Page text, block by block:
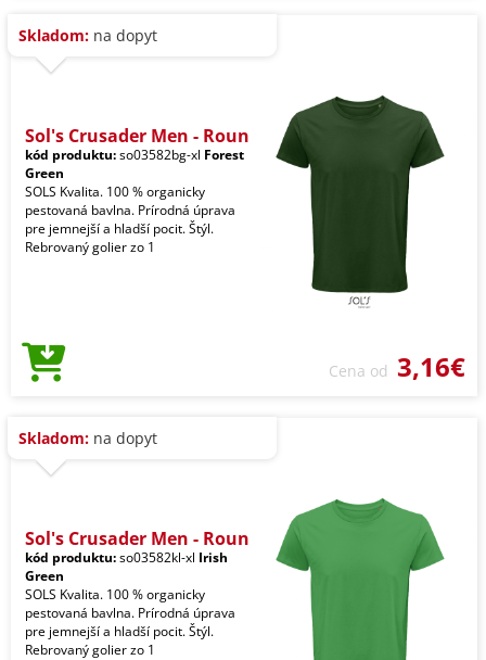
Skladom: na dopyt
Sol's Crusader Men - Roun
kód produktu:so03582bg-xl Forest
Green
SOLS Kvalita. 100 % organicky
pestovaná bavlna. Prírodná úprava
pre jemnejší a hladší pocit. Štýl.
Rebrovaný golier zo 1
Cena od 3,16€
Skladom: na dopyt
Sol's Crusader Men - Roun
kód produktu:so03582kl-xl Irish
Green
SOLS Kvalita. 100 % organicky
pestovaná bavlna. Prírodná úprava
pre jemnejší a hladší pocit. Štýl.
Rebrovaný golier zo 1